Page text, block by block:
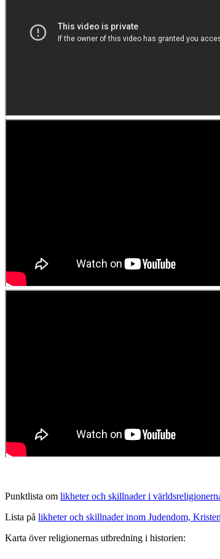
Punktlista om likheter och skillnader i
Lista på likheter och skillnader inom Judendom,
Karta över religionernas utbredning i historien: